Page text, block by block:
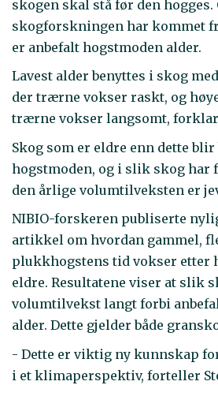
skogen skal stå før den hogges.
skogforskningen har kommet
er anbefalt hogstmoden alder.
Lavest alder benyttes i skog
der trærne vokser raskt, og
trærne vokser langsomt,
Skog som er eldre enn dette blir
hogstmoden, og i slik skog har
den årlige volumtilveksten er
NIBIO-forskeren publiserte
artikkel om hvordan gammel,
plukkhogstens tid vokser etter
eldre. Resultatene viser at slik
volumtilvekst langt forbi
alder. Dette gjelder både
- Dette er viktig ny kunnskap
i et klimaperspektiv, forteller